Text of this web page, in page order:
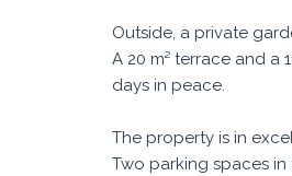
Outside, a private
A 20 m² terrace and
days in peace.
The property is in
Two parking spaces